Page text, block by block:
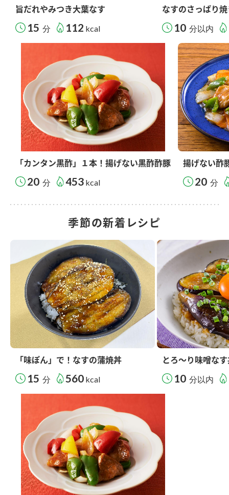
旨だれやみつき大葉なす
15 分 112 kcal
なすのさっぱり
10 分以内
「カンタン黒酢」１本！揚げない黒酢酢豚
20 分 453 kcal
揚げない酢
20 分
季節の新着レシピ
「味ぽん」で！なすの蒲焼丼
15 分 560 kcal
とろ～り味噌な
10 分以内